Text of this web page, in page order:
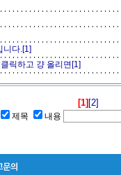
니다.[1]
릭하고 걍 올리면[1]
[1] [2]
제목 내용